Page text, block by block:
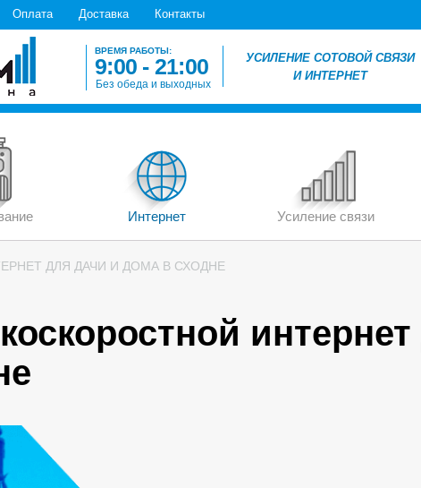
Оплата Доставка Контакты
ВРЕМЯ РАБОТЫ:
9:00 - 21:00
Без обеда и выходных
УСИЛЕНИЕ СОТОВОЙ СВЯЗИ
И ИНТЕРНЕТ
Интернет Усиление связи
ДЛЯ ДАЧИ И ДОМА В СХОДНЕ